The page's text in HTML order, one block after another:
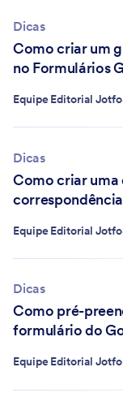
Dicas
Como criar um
no Formulários
Equipe Editorial
Dicas
Como criar uma
Equipe Editorial
Dicas
Como pré-
formulário do
Equipe Editorial